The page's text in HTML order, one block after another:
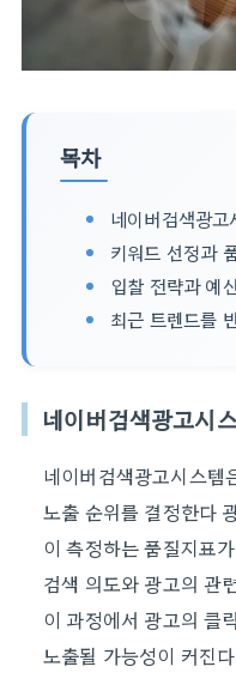
목차
네이버검색광
키워드 선정과
입찰 전략과 예
최근 트렌드를
네이버검색광고시
네이버검색광고시스템
노출 순위를 결정한다
이 측정하는 품질지표
검색 의도와 광고의 관
이 과정에서 광고의 클
노출될 가능성이 커진다